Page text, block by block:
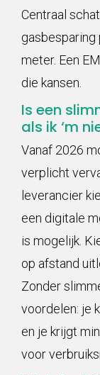
Centraal
gasbesparing
meter. Een
die kansen.
Is een
als ik ‘m
Vanaf 2026
verplicht
leverancier
een digitale
is mogelijk.
op afstand
Zonder
voordelen: je
en je krijgt
voor